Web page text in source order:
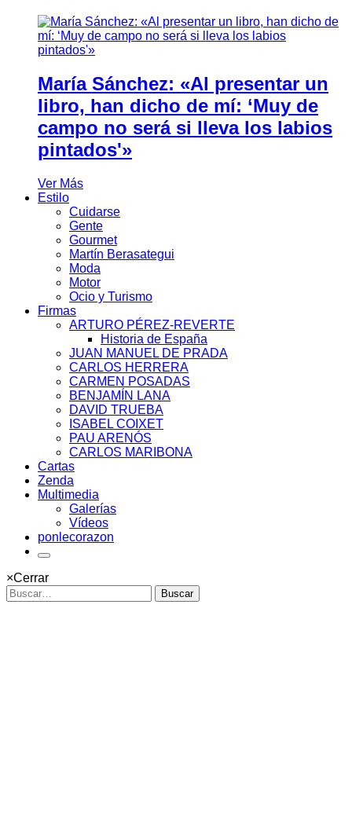
María Sánchez: «Al presentar un
libro, han dicho de mí: ‘Muy de
campo no será si lleva los labios
pintados'»
Ver Más
Estilo
Cuidarse
Gente
Gourmet
Martín Berasategui
Moda
Motor
Ocio y Turismo
Firmas
ARTURO PÉREZ-REVERTE
Historia de España
JUAN MANUEL DE PRADA
CARLOS HERRERA
CARMEN POSADAS
BENJAMÍN LANA
DAVID TRUEBA
ISABEL COIXET
PAU ARENÓS
CARLOS MARIBONA
Cartas
Zenda
Multimedia
Galerías
Vídeos
ponlecorazon
×Cerrar
Buscar